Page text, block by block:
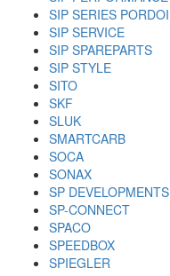
SIP SERIES PORDOI
SIP SERVICE
SIP SPAREPARTS
SIP STYLE
SITO
SKF
SLUK
SMARTCARB
SOCA
SONAX
SP DEVELOPMENTS
SP-CONNECT
SPACO
SPEEDBOX
SPIEGLER